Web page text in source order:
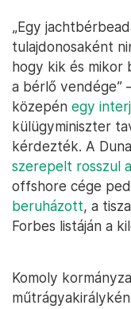
„Egy
tulajdonosaként
hogy kik és mikor
a bérlő vendége”
közepén egy
külügyminiszter
kérdezték. A
szerepelt rosszul
offshore cége
beruházott, a
Forbes listáján a
Komoly